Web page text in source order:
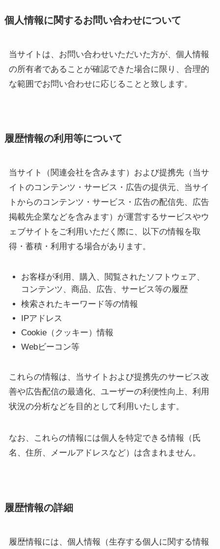
個人情報に関するお問い合わせについて
当サイトは、お問い合わせいただいた方が、個人情報
の所有者であることが確認できた場合に限り、合理的
な範囲でお問い合わせに応じることと致します。
履歴情報の利用等について
当サイト（関連会社を含みます）および提携先（当サ
イトのコンテンツ・サービス・広告の提供元、当サイ
トからのコンテンツ・サービス・広告の配信先、広告
掲載先企業などを含みます）が運営するサービスやウ
ェブサイトをご利用いただく際に、以下の情報を取
得・蓄積・利用する場合があります。
お客様が利用、購入、閲覧されたソフトウェア、
コンテンツ、商品、広告、サービス等の履歴
検索されたキーワード等の情報
IPアドレス
Cookie（クッキー）情報
Webビーコン等
これらの情報は、当サイトおよび提携先のサービス改
善や広告配信の最適化、ユーザーの利便性向上、利用
状況の分析などを目的として利用いたします。
なお、これらの情報には個人を特定できる情報（氏
名、住所、メールアドレスなど）は含まれません。
履歴情報の詳細
履歴情報には、個人情報（生存する個人に関する情報